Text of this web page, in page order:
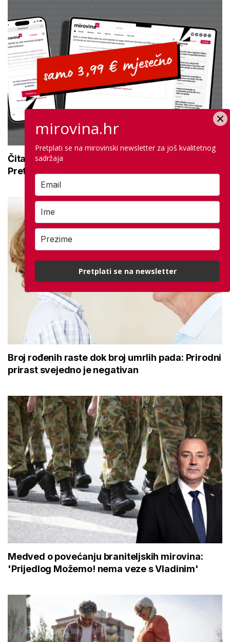
Čitajte mirovina.hr bez oglasa ovog ljeta:
Pretplatite se za samo 3,99 € mjesečno
Broj rođenih raste dok broj umrlih pada: Prirodni
prirast svejedno je negativan
Medved o povećanju braniteljskih mirovina:
'Prijedlog Možemo! nema veze s Vladinim'
mirovina.hr
Pretplati se na mirovinski newsletter za još kvalitetnog
sadržaja
Pretplati se na newsletter